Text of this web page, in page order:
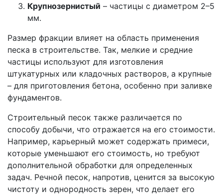
Крупнозернистый – частицы с диаметром 2–5
мм.
Размер фракции влияет на область применения
песка в строительстве. Так, мелкие и средние
частицы используют для изготовления
штукатурных или кладочных растворов, а крупные
– для приготовления бетона, особенно при заливке
фундаментов.
Строительный песок также различается по
способу добычи, что отражается на его стоимости.
Например, карьерный может содержать примеси,
которые уменьшают его стоимость, но требуют
дополнительной обработки для определенных
задач. Речной песок, напротив, ценится за высокую
чистоту и однородность зерен, что делает его